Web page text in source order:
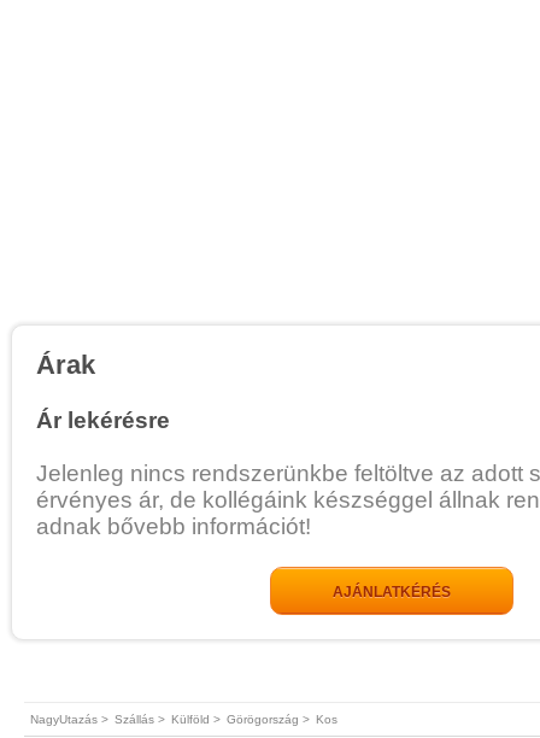
Árak
Ár lekérésre
Jelenleg nincs rendszerünkbe feltöltve az adott
érvényes ár, de kollégáink készséggel állnak
adnak bővebb információt!
AJÁNLATKÉRÉS
NagyUtazás > Szállás > Külföld > Görögország > Kos